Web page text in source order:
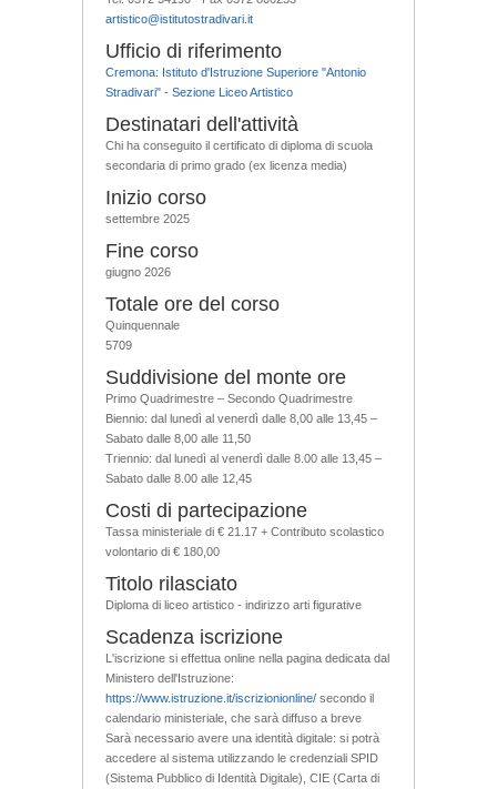
artistico@istitutostradivari.it
Ufficio di riferimento
Cremona: Istituto d'Istruzione Superiore "Antonio
Stradivari" - Sezione Liceo Artistico
Destinatari dell'attività
Chi ha conseguito il certificato di diploma di scuola
secondaria di primo grado (ex licenza media)
Inizio corso
settembre 2025
Fine corso
giugno 2026
Totale ore del corso
Quinquennale
5709
Suddivisione del monte ore
Primo Quadrimestre – Secondo Quadrimestre
Biennio: dal lunedì al venerdì dalle 8,00 alle 13,45 –
Sabato dalle 8,00 alle 11,50
Triennio: dal lunedì al venerdì dalle 8.00 alle 13,45 –
Sabato dalle 8.00 alle 12,45
Costi di partecipazione
Tassa ministeriale di € 21.17 + Contributo scolastico
volontario di € 180,00
Titolo rilasciato
Diploma di liceo artistico - indirizzo arti figurative
Scadenza iscrizione
L'iscrizione si effettua online nella pagina dedicata dal
Ministero dell'Istruzione:
https://www.istruzione.it/iscrizionionline/ secondo il
calendario ministeriale, che sarà diffuso a breve
Sarà necessario avere una identità digitale: si potrà
accedere al sistema utilizzando le credenziali SPID
(Sistema Pubblico di Identità Digitale), CIE (Carta di